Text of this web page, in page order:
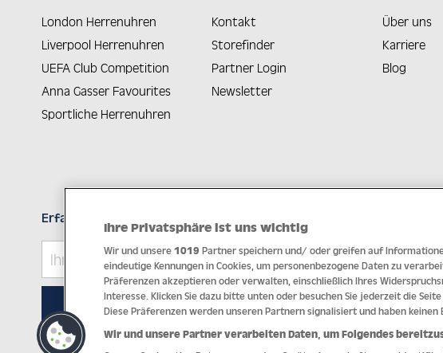
London Herrenuhren
Liverpool Herrenuhren
UEFA Club Competition
Anna Gasser Favourites
Sportliche Herrenuhren
Kontakt
Storefinder
Partner Login
Newsletter
Über uns
Karriere
Blog
Erfahren Sie Neuheiten als Erstes
ABONNIEREN
Ihre Privatsphäre ist uns wichtig
Wir und unsere 1019 Partner speichern und/ oder greifen auf
eindeutige Kennungen in Cookies, um personenbezogene Daten zu
Präferenzen akzeptieren oder verwalten, einschließlich Ihres
Interesse. Klicken Sie dazu bitte unten oder besuchen Sie jederzeit die
Diese Präferenzen werden unseren Partnern signalisiert und haben keinen
Wir und unsere Partner verarbeiten Daten, um Folgendes